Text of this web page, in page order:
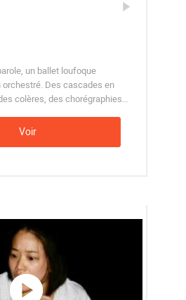
un ballet loufoque
Des cascades en
colères, des chorégraphies…
Voir